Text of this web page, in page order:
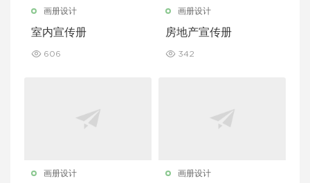
画册设计
室内宣传册
606
画册设计
房地产宣传册
342
画册设计 画册设计